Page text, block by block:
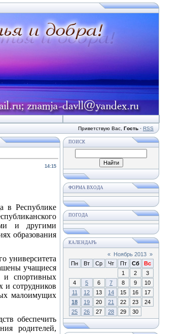
Приветствую Вас Гость · RSS
14:15
в Республике
и другими
образования
университета
учащиеся
и спортивных
и сотрудников
малоимущих
обеспечить
родителей,
ПОИСК
ФОРМА ВХОДА
ПОГОДА
КАЛЕНДАРЬ
« Ноябрь 2013 »
Пн
Вт Ср Чт Пт Сб
Вс
1
2
3
4
5 6 7 8 9
10
11
12 13 14 15 16
17
18
19 20 21 22 23
24
25
26 27 28 29 30